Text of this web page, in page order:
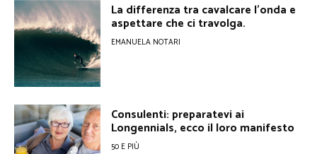
La differenza tra cavalcare l’onda e
aspettare che ci travolga.
EMANUELA NOTARI
Consulenti: preparatevi ai
Longennials, ecco il loro manifesto
50 E PIÙ